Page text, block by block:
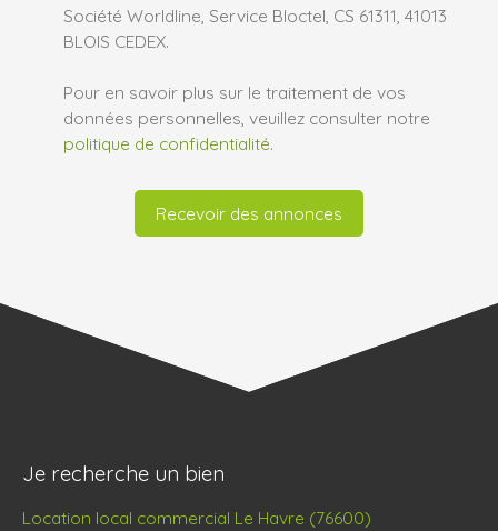
Société Worldline, Service Bloctel, CS 61311, 41013
BLOIS CEDEX.
Pour en savoir plus sur le traitement de vos
données personnelles, veuillez consulter notre
politique de confidentialité.
Recevoir des annonces
Je recherche un bien
Location local commercial Le Havre (76600)